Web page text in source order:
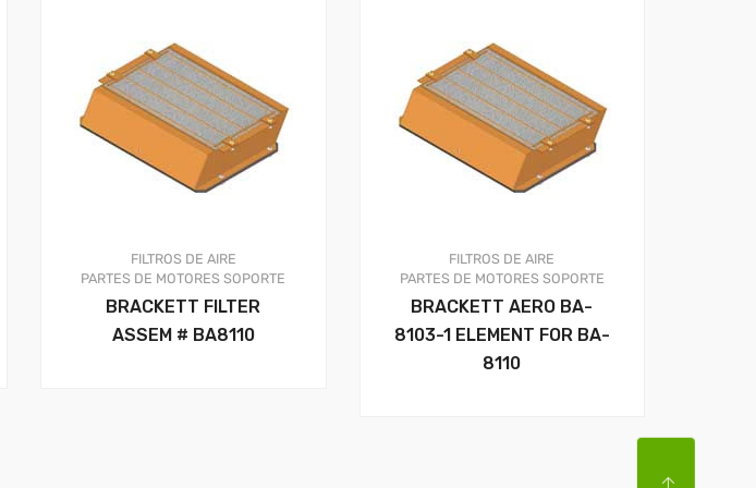
FILTROS DE AIRE
PARTES DE MOTORES SOPORTE
BRACKETT FILTER
ASSEM # BA8110
FILTROS DE AIRE
PARTES DE MOTORES SOPORTE
BRACKETT AERO BA-
8103-1 ELEMENT FOR BA-
8110